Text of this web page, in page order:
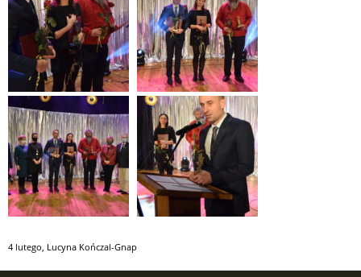
4 lutego, Lucyna Kończal-Gnap